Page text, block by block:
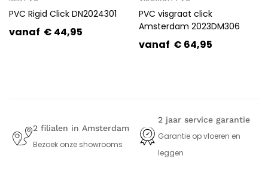
PVC Rigid Click DN2024301
vanaf € 44,95
PVC visgraat click
Amsterdam 2023DM306
vanaf € 64,95
2 filialen in Amsterdam
Bezoek onze showrooms
2 jaar service garantie
Garantie op vloeren en
leggen